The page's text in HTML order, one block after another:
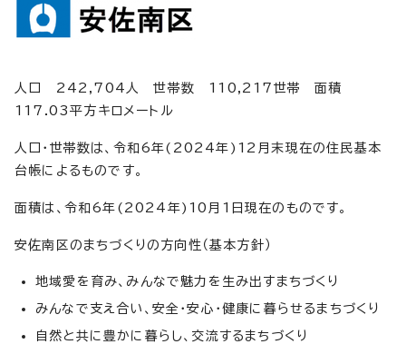
人口 242,704人 世帯数 110,217世帯 面積
117.03平方キロメートル
人口・世帯数は、令和6年(2024年)12月末現在の住民基本
台帳によるものです。
面積は、令和6年(2024年)10月1日現在のものです。
安佐南区のまちづくりの方向性（基本方針）
地域愛を育み、みんなで魅力を生み出すまちづくり
みんなで支え合い、安全・安心・健康に暮らせるまちづくり
自然と共に豊かに暮らし、交流するまちづくり